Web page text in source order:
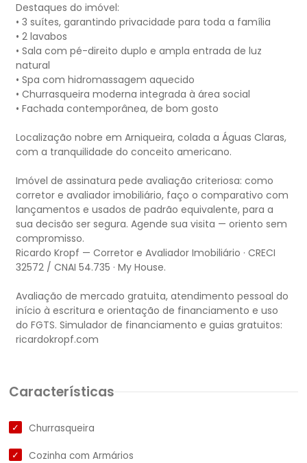
Destaques do imóvel:
• 3 suítes, garantindo privacidade para toda a família
• 2 lavabos
• Sala com pé-direito duplo e ampla entrada de luz
natural
• Spa com hidromassagem aquecido
• Churrasqueira moderna integrada à área social
• Fachada contemporânea, de bom gosto
Localização nobre em Arniqueira, colada a Águas Claras,
com a tranquilidade do conceito americano.
Imóvel de assinatura pede avaliação criteriosa: como
corretor e avaliador imobiliário, faço o comparativo com
lançamentos e usados de padrão equivalente, para a
sua decisão ser segura. Agende sua visita — oriento sem
compromisso.
Ricardo Kropf — Corretor e Avaliador Imobiliário · CRECI
32572 / CNAI 54.735 · My House.
Avaliação de mercado gratuita, atendimento pessoal do
início à escritura e orientação de financiamento e uso
do FGTS. Simulador de financiamento e guias gratuitos:
Características
Churrasqueira
Cozinha com Armários